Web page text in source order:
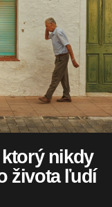
nikdy
života ľudí